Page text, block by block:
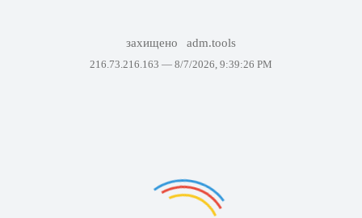
захищено adm.tools
216.73.216.163 — 8/7/2026, 9:39:26 PM